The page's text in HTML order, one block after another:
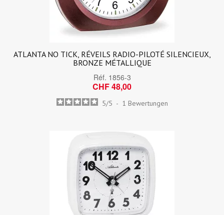
ATLANTA NO TICK, RÉVEILS RADIO-PILOTÉ SILENCIEUX,
BRONZE MÉTALLIQUE
Réf. 1856-3
CHF 48,00
5/5 - 1 Bewertungen